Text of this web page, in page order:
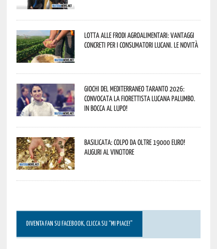
Lotta alle frodi agroalimentari: vantaggi
concreti per i consumatori lucani. Le novità
Giochi del Mediterraneo Taranto 2026:
convocata la fiorettista lucana Palumbo.
In bocca al lupo!
Basilicata: colpo da oltre 19000 Euro!
Auguri al vincitore
DIVENTA FAN SU FACEBOOK, CLICCA SU “MI PIACE!”